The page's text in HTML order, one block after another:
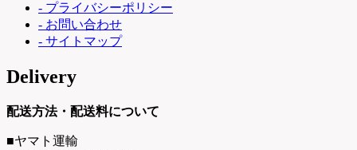
- プライバシーポリシー
- お問い合わせ
- サイトマップ
Delivery
配送方法・配送料について
■ヤマト運輸